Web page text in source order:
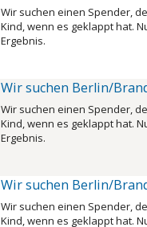
Wir suchen einen Spender,
Kind, wenn es geklappt hat.
Ergebnis.
Wir suchen Berlin/
Wir suchen einen Spender,
Kind, wenn es geklappt hat.
Ergebnis.
Wir suchen Berlin/
Wir suchen einen Spender,
Kind, wenn es geklappt hat.